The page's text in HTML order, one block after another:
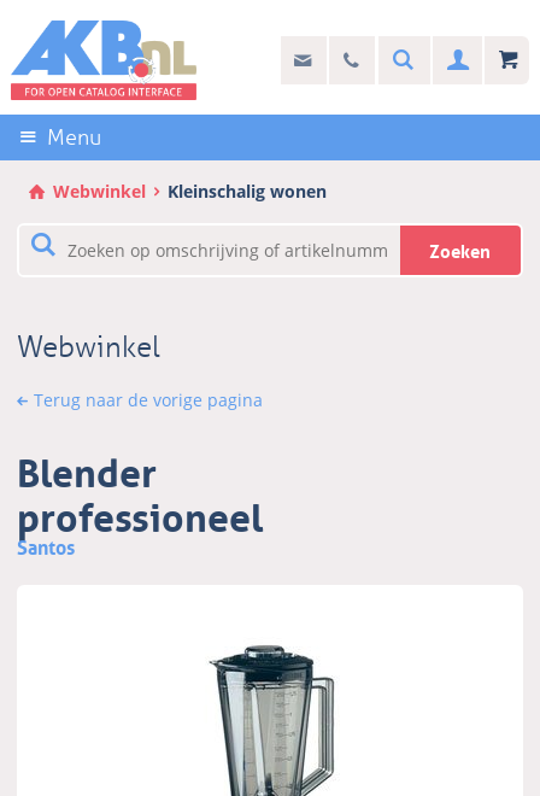
links
over
Direct
naar
de
inhoud
naar
info@akb.nl
Stel uw vraag
030 69 50 814Search
Menu
Webwinkel Kleinschalig wonen
Zoeken
Webwinkel
Terug naar de vorige pagina
Blender
professioneel
Santos